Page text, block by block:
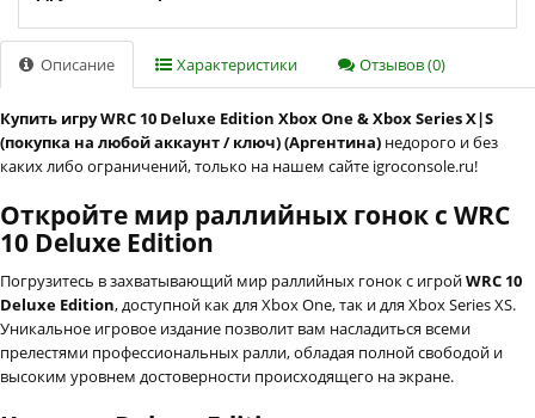
Описание Характеристики Отзывов (0)
Купить игру WRC 10 Deluxe Edition Xbox One & Xbox Series X|S
(покупка на любой аккаунт / ключ) (Аргентина) недорого и без
каких либо ограничений, только на нашем сайте igroconsole.ru!
Откройте мир раллийных гонок с WRC
10 Deluxe Edition
Погрузитесь в захватывающий мир раллийных гонок с игройWRC 10
Deluxe Edition, доступной как для Xbox One, так и для Xbox Series XS.
Уникальное игровое издание позволит вам насладиться всеми
прелестями профессиональных ралли, обладая полной свободой и
высоким уровнем достоверности происходящего на экране.